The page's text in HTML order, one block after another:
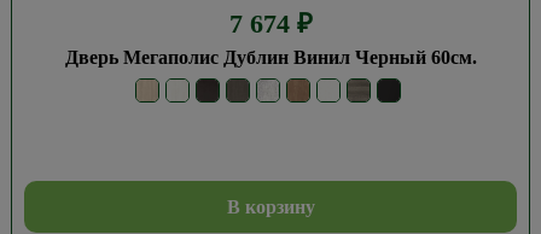
7 674 ₽
Дверь Мегаполис Дублин Винил Черный 60см.
В корзину